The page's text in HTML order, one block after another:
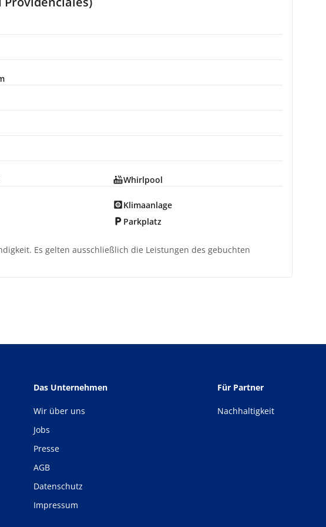
Whirlpool
Klimaanlage
Parkplatz
Es gelten ausschließlich die Leistungen des gebuchten
Das Unternehmen
Wir über uns
Jobs
Presse
AGB
Datenschutz
Impressum
Für Partner
Nachhaltigkeit